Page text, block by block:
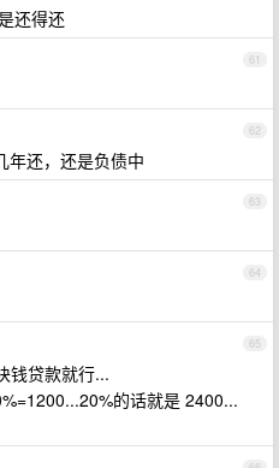
还得还
61
62
年还，还是负债中
63
64
65
钱贷款就行...
的话就是 2400...